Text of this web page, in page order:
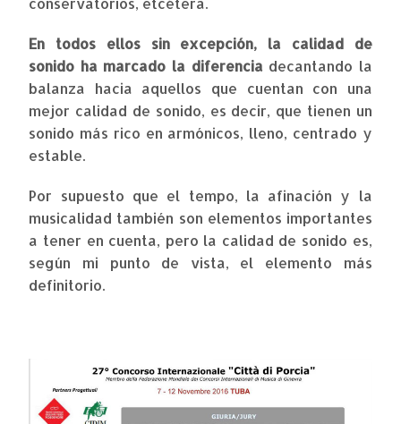
En todos ellos sin excepción,
la calidad de
sonido ha marcado la diferencia decantando la
balanza hacia aquellos que cuentan con una
mejor calidad de sonido, es decir, que tienen un
sonido más rico en armónicos, lleno, centrado y
estable.
Por supuesto que el tempo, la afinación y la
musicalidad también son elementos importantes
a tener en cuenta, pero la calidad de sonido es,
según mi punto de vista, el elemento más
definitorio.